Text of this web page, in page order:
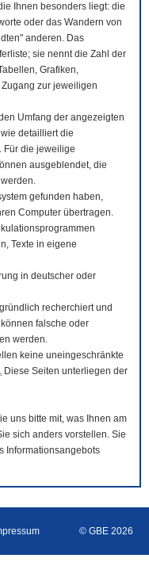
Ihnen besonders liegt: die
oder das Wandern von
anderen. Das
sie nennt die Zahl der
Grafiken,
zur jeweiligen
Umfang der angezeigten
detailliert die
Für die jeweilige
ausgeblendet, die
gefunden haben,
Computer übertragen.
Texte in eigene
in deutscher oder
recherchiert und
falsche oder
werden.
keine uneingeschränkte
Diese Seiten unterliegen der
uns bitte mit, was Ihnen am
sich anders vorstellen. Sie
Informationsangebots
© GBE 2026